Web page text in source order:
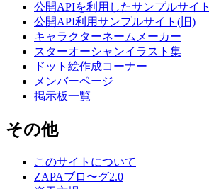
公開APIを利用したサンプルサイト
公開API利用サンプルサイト(旧)
キャラクターネームメーカー
スターオーシャンイラスト集
ドット絵作成コーナー
メンバーページ
掲示板一覧
その他
このサイトについて
ZAPAブロ〜グ2.0